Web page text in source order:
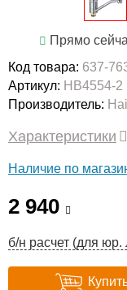
Прямо
Код товара: 637-
Артикул: HB4554-2
Производитель:
Характеристики
Наличие по
2 940
б/н расчет (для юр.